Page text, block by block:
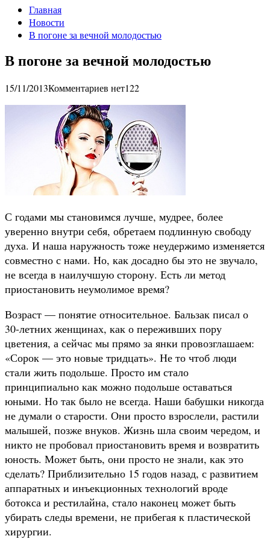
Главная
Новости
В погоне за вечной молодостью
В погоне за вечной молодостью
15/11/2013Комментариев нет122
С годами мы становимся лучше, мудрее, более
уверенно внутри себя, обретаем подлинную свободу
духа. И наша наружность тоже неудержимо изменяется
совместно с нами. Но, как досадно бы это не звучало,
не всегда в наилучшую сторону. Есть ли метод
приостановить неумолимое время?
Возраст — понятие относительное. Бальзак писал о
30-летних женщинах, как о переживших пору
цветения, а сейчас мы прямо за янки провозглашаем:
«Сорок — это новые тридцать». Не то чтоб люди
стали жить подольше. Просто им стало
принципиально как можно подольше оставаться
юными. Но так было не всегда. Наши бабушки никогда
не думали о старости. Они просто взрослели, растили
малышей, позже внуков. Жизнь шла своим чередом, и
никто не пробовал приостановить время и возвратить
юность. Может быть, они просто не знали, как это
сделать? Приблизительно 15 годов назад, с развитием
аппаратных и инъекционных технологий вроде
ботокса и рестилайна, стало наконец может быть
убирать следы времени, не прибегая к пластической
хирургии.